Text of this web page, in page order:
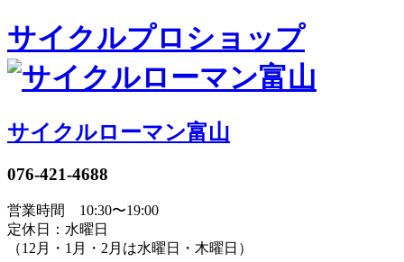
サイクルプロショップ
サイクルローマン富山
076-421-4688
営業時間 10:30〜19:00
定休日：水曜日
（12月・1月・2月は水曜日・木曜日）